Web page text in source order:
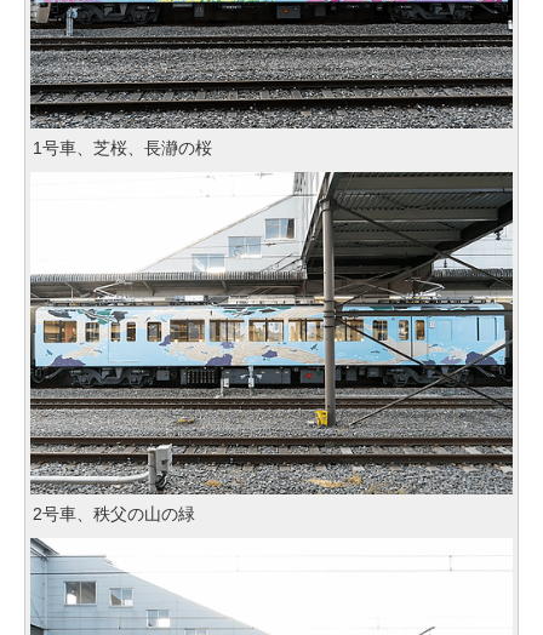
1号車、芝桜、長瀞の桜
2号車、秩父の山の緑